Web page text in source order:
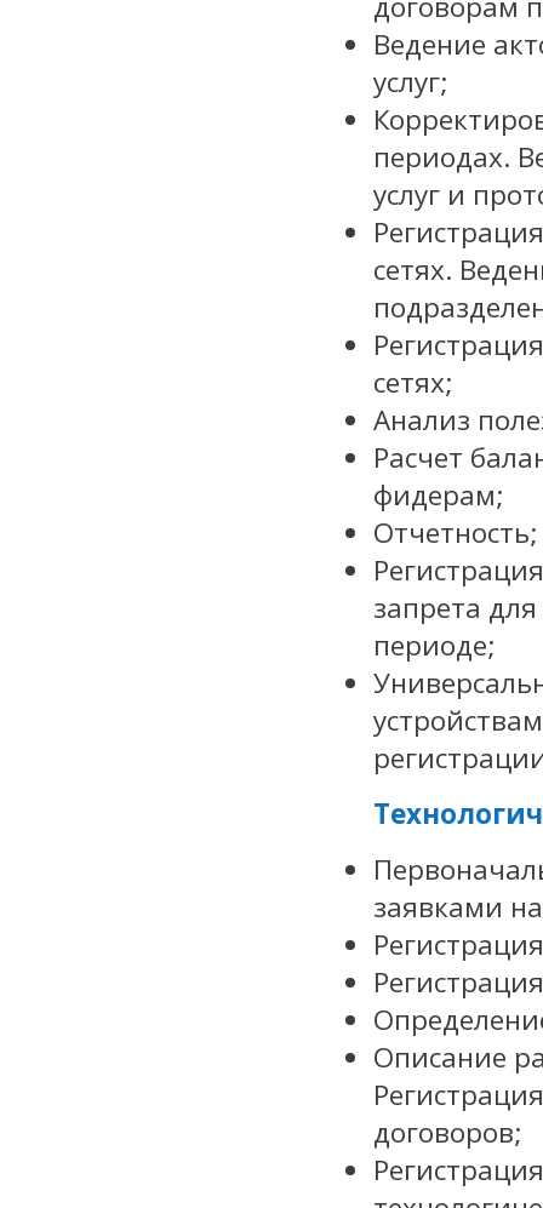
Ведение
услуг;
периодах.
услуг и
сетях.
сетях;
Анализ
Расчет
фидерам;
Отчетность;
запрета
периоде;
заявками
Описание
договоров;